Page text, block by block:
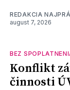
REDAKCIA
august 7, 2026
BEZ
Konflikt
činnosti